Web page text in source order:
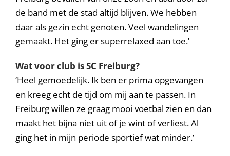
de band met de stad altijd blijven. We hebben
daar als gezin echt genoten. Veel wandelingen
gemaakt. Het ging er superrelaxed aan toe.’
Wat voor club is SC Freiburg?
‘Heel gemoedelijk. Ik ben er prima opgevangen
en kreeg echt de tijd om mij aan te passen. In
Freiburg willen ze graag mooi voetbal zien en dan
maakt het bijna niet uit of je wint of verliest. Al
ging het in mijn periode sportief wat minder.’